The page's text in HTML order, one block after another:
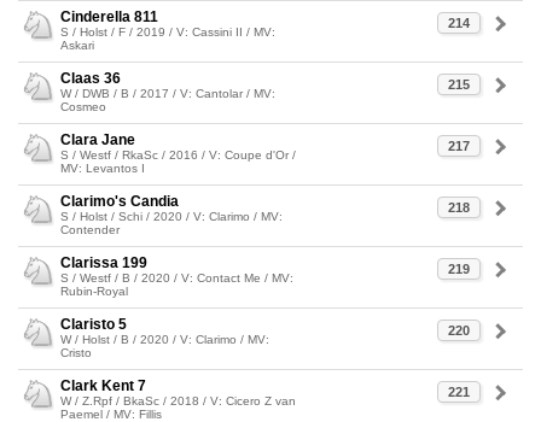
214
Cinderella 811
S / Holst / F / 2019 / V: Cassini II / MV:
Askari
215
Claas 36
W / DWB / B / 2017 / V: Cantolar / MV:
Cosmeo
217
Clara Jane
S / Westf / RkaSc / 2016 / V: Coupe d'Or /
MV: Levantos I
218
Clarimo's Candia
S / Holst / Schi / 2020 / V: Clarimo / MV:
Contender
219
Clarissa 199
S / Westf / B / 2020 / V: Contact Me / MV:
Rubin-Royal
220
Claristo 5
W / Holst / B / 2020 / V: Clarimo / MV:
Cristo
221
Clark Kent 7
W / Z.Rpf / BkaSc / 2018 / V: Cicero Z van
Paemel / MV: Fillis